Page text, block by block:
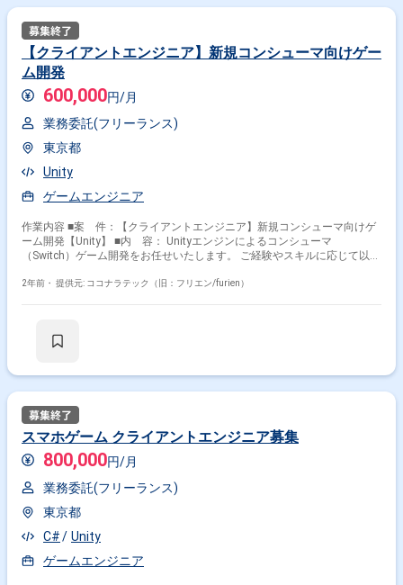
【クライアントエンジニア】新規コンシューマ向けゲー
ム開発
600,000円/月
業務委託(フリーランス)
東京都
Unity
ゲームエンジニア
作業内容 ■案 件：【クライアントエンジニア】新規コンシューマ向けゲ
ーム開発【Unity】 ■内 容： Unityエンジンによるコンシューマ
（Switch）ゲーム開発をお任せいたします。 ご経験やスキルに応じて以下
周りの調整 ・AI（割り込みや他キャラへの干渉） ・進行・イベント ・シ
2年前・ 提供元: ココナラテック（旧：フリエン/furien）
スマホゲーム クライアントエンジニア募集
800,000円/月
業務委託(フリーランス)
東京都
C#
Unity
ゲームエンジニア